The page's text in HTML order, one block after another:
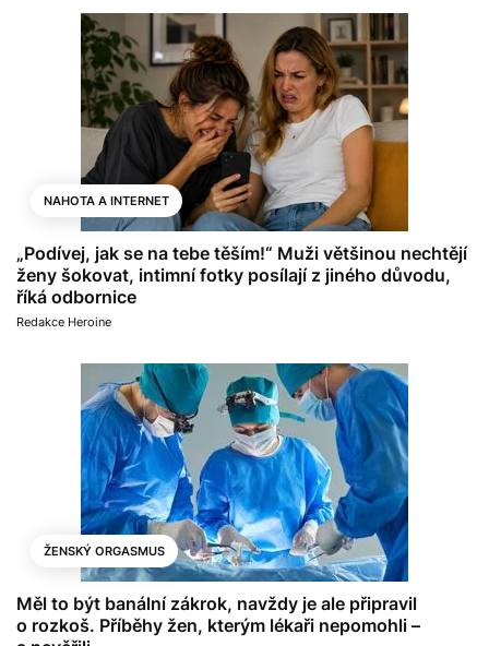
NAHOTA A INTERNET
„Podívej, jak se na tebe těším!“ Muži většinou nechtějí
ženy šokovat, intimní fotky posílají z jiného důvodu,
říká odbornice
Redakce Heroine
ŽENSKÝ ORGASMUS
Měl to být banální zákrok, navždy je ale připravil
o rozkoš. Příběhy žen, kterým lékaři nepomohli –